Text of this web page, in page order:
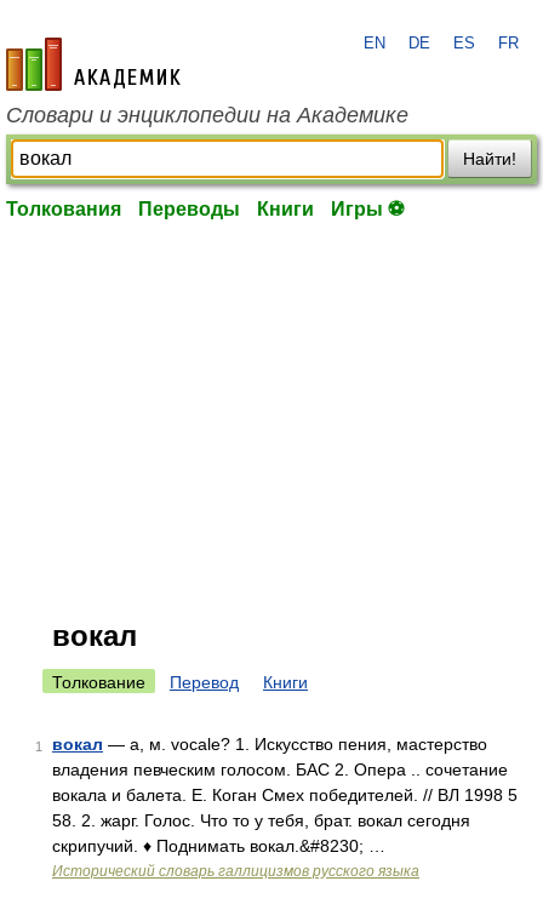
academic.ru
EN DE ES FR
Словари и энциклопедии на Академике
Найти!
Толкования Переводы Книги Игры ⚽
вокал
Толкование Перевод Книги
1 вокал — а, м. vocale? 1. Искусство пения, мастерство
владения певческим голосом. БАС 2. Опера .. сочетание
вокала и балета. Е. Коган Смех победителей. // ВЛ 1998 5
58. 2. жарг. Голос. Что то у тебя, брат. вокал сегодня
скрипучий. ♦ Поднимать вокал.&#8230; …
Исторический словарь галлицизмов русского языка